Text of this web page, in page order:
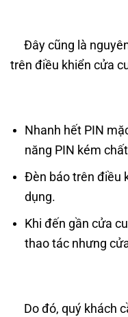
Đây cũng là
trên điều khiển cửa
Nhanh hết PIN
năng PIN kém
Đèn báo trên điều
dụng.
Khi đến gần cửa
thao tác nhưng
Do đó, quý khách